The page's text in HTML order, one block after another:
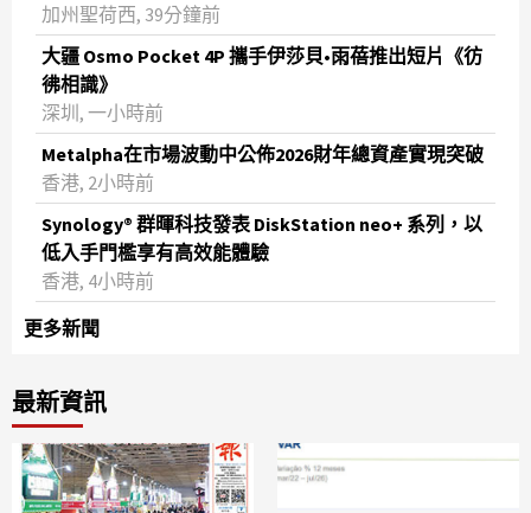
加州聖荷西, 39分鐘前
大疆 Osmo Pocket 4P 攜手伊莎貝•雨蓓推出短片《彷
彿相識》
深圳, 一小時前
Metalpha在市場波動中公佈2026財年總資產實現突破
‌香港, 2小時前
Synology® 群暉科技發表 DiskStation neo+ 系列，以
低入手門檻享有高效能體驗
香港, 4小時前
更多新聞
最新資訊